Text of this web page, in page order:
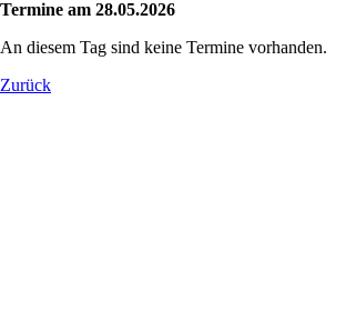
Termine am 28.05.2026
An diesem Tag sind keine Termine vorhanden.
Zurück